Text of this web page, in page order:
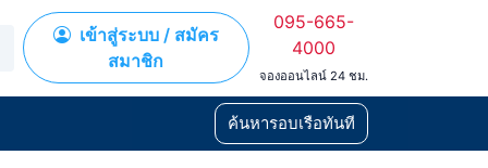
เข้าสู่ระบบ / สมัคร
สมาชิก
095-665-
4000
จองออนไลน์ 24 ชม.
ค้นหารอบเรือทันที